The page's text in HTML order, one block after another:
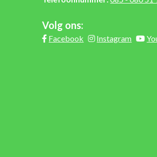
Volg ons:
Facebook Instagram